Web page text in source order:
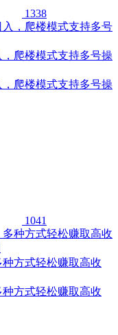
1338
爬楼模式支持多号操
爬楼模式支持多号操
1041
方式轻松赚取高收
方式轻松赚取高收